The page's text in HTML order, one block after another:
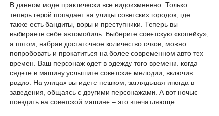
В данном моде практически все видоизменено. Только
теперь герой попадает на улицы советских городов, где
также есть бандиты, воры и преступники. Теперь вы
выбираете себе автомобиль. Выберите советскую «копейку»,
а потом, набрав достаточное количество очков, можно
попробовать и прокатиться на более современном авто тех
времен. Ваш персонаж одет в одежду того времени, когда
сядете в машину услышите советские мелодии, включив
радио. На улицах вы идете пешком, заглядывая иногда в
заведения, общаясь с другими персонажами. А вот ночью
поездить на советской машине – это впечатляюще.